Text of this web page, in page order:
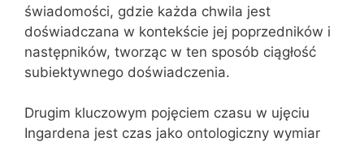
świadomości, gdzie każda chwila jest
doświadczana w kontekście jej poprzedników i
następników, tworząc w ten sposób ciągłość
subiektywnego doświadczenia.
Drugim kluczowym pojęciem czasu w ujęciu
Ingardena jest czas jako ontologiczny wymiar